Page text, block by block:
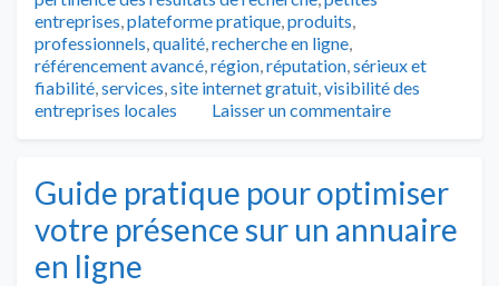
entreprises,plateforme pratique,produits,
professionnels,qualité,recherche en ligne,
référencement avancé,région,réputation,sérieux et
fiabilité,services,site internet gratuit,visibilité des
entreprises locales
Laisser un commentaire
Guide pratique pour optimiser
votre présence sur un annuaire
en ligne